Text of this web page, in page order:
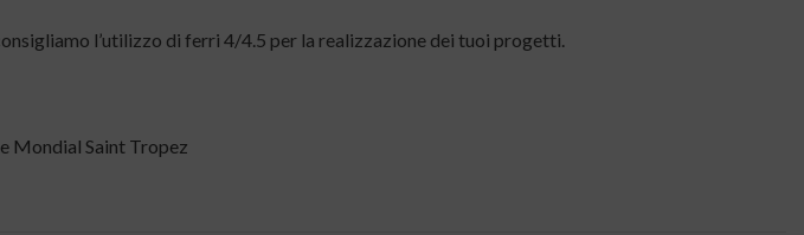
l’utilizzo di ferri 4/4.5 per la realizzazione dei tuoi progetti.
Mondial Saint Tropez